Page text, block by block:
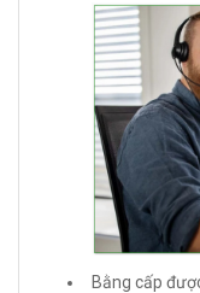
Bằng cấp